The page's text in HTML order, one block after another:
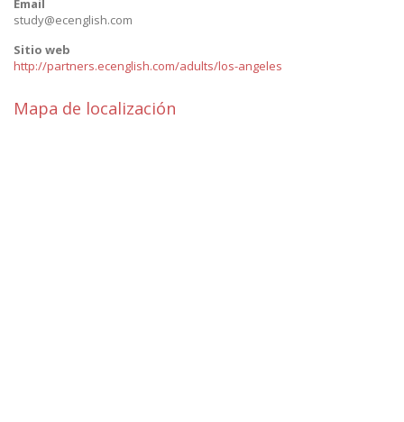
study@ecenglish.com
Sitio web
http://partners.ecenglish.com/adults/los-angeles
Mapa de localización